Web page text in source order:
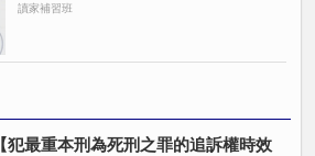
讀家補習班
犯最重本刑為死刑之罪的追訴權時效